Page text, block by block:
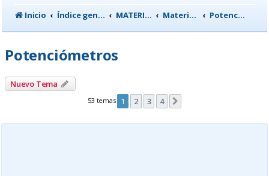
Inicio
Índice general MATERIAL CICLISTA Material para Entrenamiento Potenciómetros
Potenciómetros
Nuevo Tema
53 temas 1 2 3 4